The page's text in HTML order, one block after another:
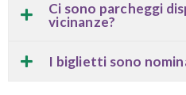
Ci sono parcheggi
vicinanze?
I biglietti sono